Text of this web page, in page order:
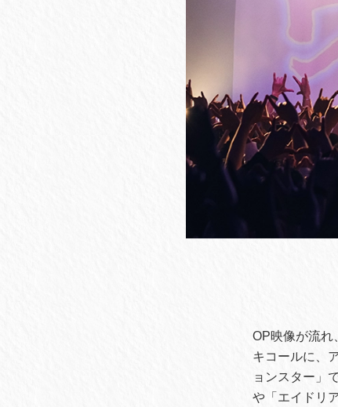
OP映像が流れ
キコールに、
ョンスター」
や「エイドリ